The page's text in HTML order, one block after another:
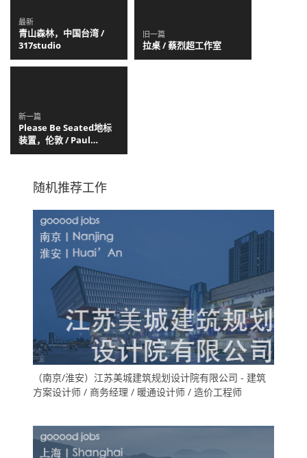
最新
青山森林，中国台湾 /
317studio
旧一篇
拉桌 / 蔡烈超工作室
新一篇
Please Be Seated地标
装置，伦敦 / Paul
Cocksedge
随机推荐工作
（南京/淮安）江苏美城建筑规划设计院有限公司 - 建筑
方案设计师 / 商务经理 / 暖通设计师 / 造价工程师